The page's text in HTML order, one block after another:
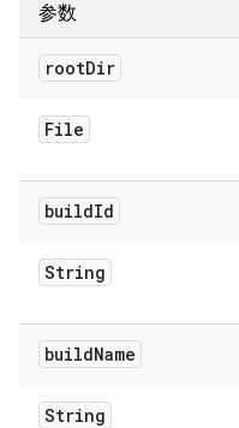
参数
rootDir
File
buildId
String
buildName
String